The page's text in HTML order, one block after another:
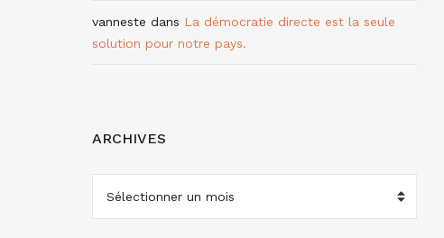
vanneste dans La démocratie directe est la seule
solution pour notre pays.
ARCHIVES
ARCHIVES